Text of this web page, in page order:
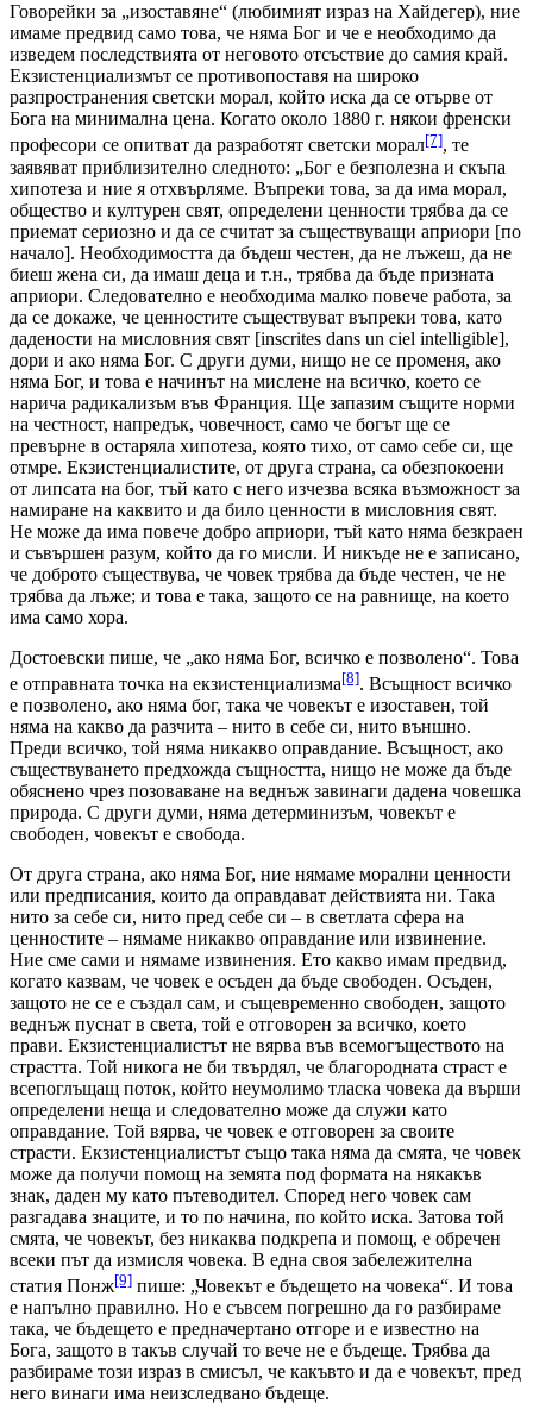
Говорейки за „изоставяне“ (любимият израз на Хайдегер), ние
имаме предвид само това, че няма Бог и че е необходимо да
изведем последствията от неговото отсъствие до самия край.
Екзистенциализмът се противопоставя на широко
разпространения светски морал, който иска да се отърве от
Бога на минимална цена. Когато около 1880 г. някои френски
професори се опитват да разработят светски морал[7], те
заявяват приблизително следното: „Бог е безполезна и скъпа
хипотеза и ние я отхвърляме. Въпреки това, за да има морал,
общество и културен свят, определени ценности трябва да се
приемат сериозно и да се считат за съществуващи априори [по
начало]. Необходимостта да бъдеш честен, да не лъжеш, да не
биеш жена си, да имаш деца и т.н., трябва да бъде призната
априори. Следователно е необходима малко повече работа, за
да се докаже, че ценностите съществуват въпреки това, като
дадености на мисловния свят [inscrites dans un ciel intelligible],
дори и ако няма Бог. С други думи, нищо не се променя, ако
няма Бог, и това е начинът на мислене на всичко, което се
нарича радикализъм във Франция. Ще запазим същите норми
на честност, напредък, човечност, само че богът ще се
превърне в остаряла хипотеза, която тихо, от само себе си, ще
отмре. Екзистенциалистите, от друга страна, са обезпокоени
от липсата на бог, тъй като с него изчезва всяка възможност за
намиране на каквито и да било ценности в мисловния свят.
Не може да има повече добро априори, тъй като няма безкраен
и съвършен разум, който да го мисли. И никъде не е записано,
че доброто съществува, че човек трябва да бъде честен, че не
трябва да лъже; и това е така, защото се на равнище, на което
има само хора.
Достоевски пише, че „ако няма Бог, всичко е позволено“. Това
е отправната точка на екзистенциализма[8]. Всъщност всичко
е позволено, ако няма бог, така че човекът е изоставен, той
няма на какво да разчита – нито в себе си, нито външно.
Преди всичко, той няма никакво оправдание. Всъщност, ако
съществуването предхожда същността, нищо не може да бъде
обяснено чрез позоваване на веднъж завинаги дадена човешка
природа. С други думи, няма детерминизъм, човекът е
свободен, човекът е свобода.
От друга страна, ако няма Бог, ние нямаме морални ценности
или предписания, които да оправдават действията ни. Така
нито за себе си, нито пред себе си – в светлата сфера на
ценностите – нямаме никакво оправдание или извинение.
Ние сме сами и нямаме извинения. Ето какво имам предвид,
когато казвам, че човек е осъден да бъде свободен. Осъден,
защото не се е създал сам, и същевременно свободен, защото
веднъж пуснат в света, той е отговорен за всичко, което
прави. Екзистенциалистът не вярва във всемогъществото на
страстта. Той никога не би твърдял, че благородната страст е
всепоглъщащ поток, който неумолимо тласка човека да върши
определени неща и следователно може да служи като
оправдание. Той вярва, че човек е отговорен за своите
страсти. Екзистенциалистът също така няма да смята, че човек
може да получи помощ на земята под формата на някакъв
знак, даден му като пътеводител. Според него човек сам
разгадава знаците, и то по начина, по който иска. Затова той
смята, че човекът, без никаква подкрепа и помощ, е обречен
всеки път да измисля човека. В една своя забележителна
статия Понж[9] пише: „Човекът е бъдещето на човека“. И това
е напълно правилно. Но е съвсем погрешно да го разбираме
така, че бъдещето е предначертано отгоре и е известно на
Бога, защото в такъв случай то вече не е бъдеще. Трябва да
разбираме този израз в смисъл, че какъвто и да е човекът, пред
него винаги има неизследвано бъдеще.